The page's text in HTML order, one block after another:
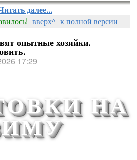
формате ВО
далее...
вверх^ к полной версии
опытные хозяйки.
17:29
НА